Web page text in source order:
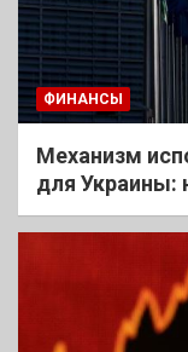
ФИНАНСЫ
Механизм
для Украины: